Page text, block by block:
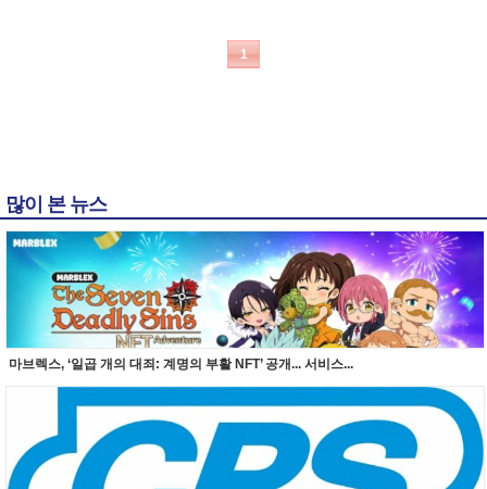
1
많이 본 뉴스
마브렉스, ‘일곱 개의 대죄: 계명의 부활 NFT’ 공개... 서비스...